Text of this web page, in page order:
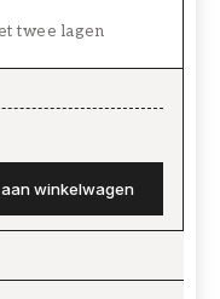
twee lagen
winkelwagen